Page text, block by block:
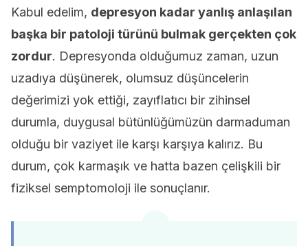
Kabul edelim, depresyon kadar yanlış anlaşılan
başka bir patoloji türünü bulmak gerçekten çok
zordur. Depresyonda olduğumuz zaman, uzun
uzadıya düşünerek, olumsuz düşüncelerin
değerimizi yok ettiği, zayıflatıcı bir zihinsel
durumla, duygusal bütünlüğümüzün darmaduman
olduğu bir vaziyet ile karşı karşıya kalırız. Bu
durum, çok karmaşık ve hatta bazen çelişkili bir
fiziksel semptomoloji ile sonuçlanır.